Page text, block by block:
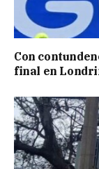
Con
final en